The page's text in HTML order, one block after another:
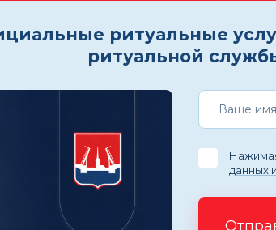
ритуальные
ритуальной
данных